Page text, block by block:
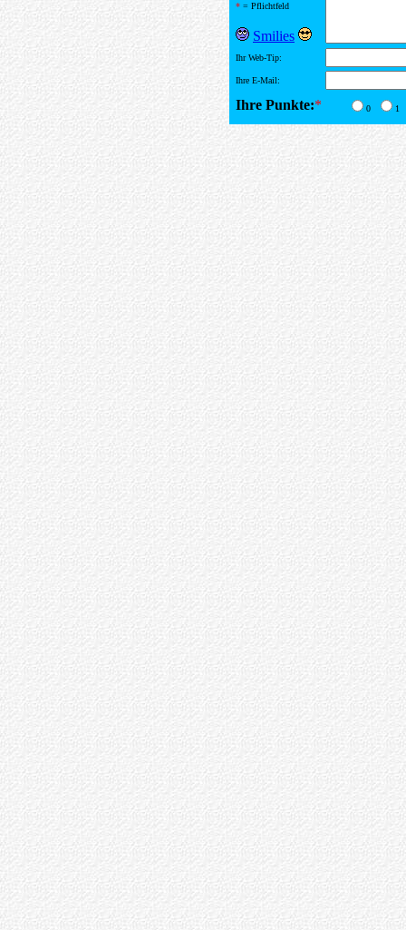
* = Pflichtfeld
Smilies
Ihr Web-Tip:
Ihre E-Mail:
Ihre Punkte:* 0 1